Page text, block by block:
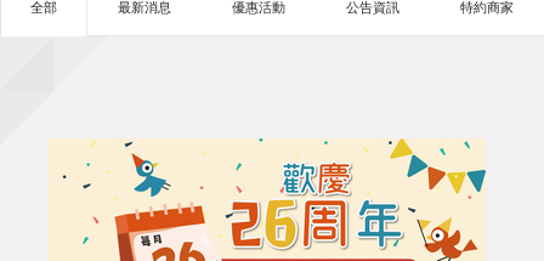
全部 最新消息 優惠活動 公告資訊 特約商家